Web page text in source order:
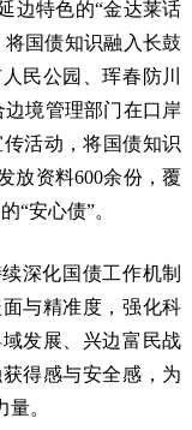
边特色的“金达莱话
国债知识融入长鼓
民公园、珲春防川
境管理部门在口岸
活动，将国债知识
放资料600余份，覆
“安心债”。
深化国债工作机制
与精准度，强化科
发展、兴边富民战
得感与安全感，为
。